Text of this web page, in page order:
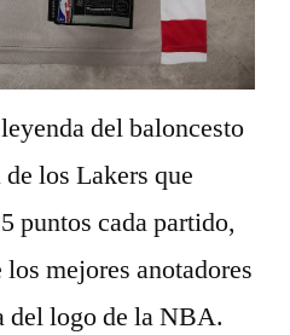
del baloncesto
los Lakers que
puntos cada partido,
los mejores anotadores
del logo de la NBA.